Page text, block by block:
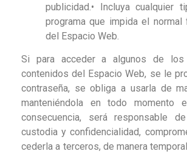
publicidad.• Incluya cualquier
programa que impida el normal
del Espacio Web.
Si para acceder a algunos de
contenidos del Espacio Web, se le
contraseña, se obliga a usarla de
manteniéndola en todo momento
consecuencia, será responsable
custodia y confidencialidad,
cederla a terceros, de manera